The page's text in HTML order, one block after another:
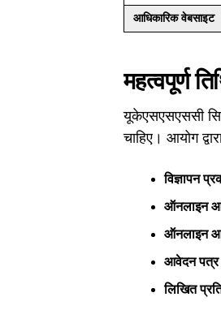
आधिकारिक वेबसाइट
महत्वपूर्ण
यूकेएसएसएससी
चाहिए। आयोग
विज्ञापन
ऑनलाइन
ऑनलाइन
आवेदन
लिखित